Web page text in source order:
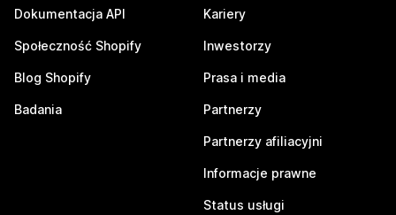
Dokumentacja API
Społeczność Shopify
Blog Shopify
Badania
Kariery
Inwestorzy
Prasa i media
Partnerzy
Partnerzy afiliacyjni
Informacje prawne
Status usługi